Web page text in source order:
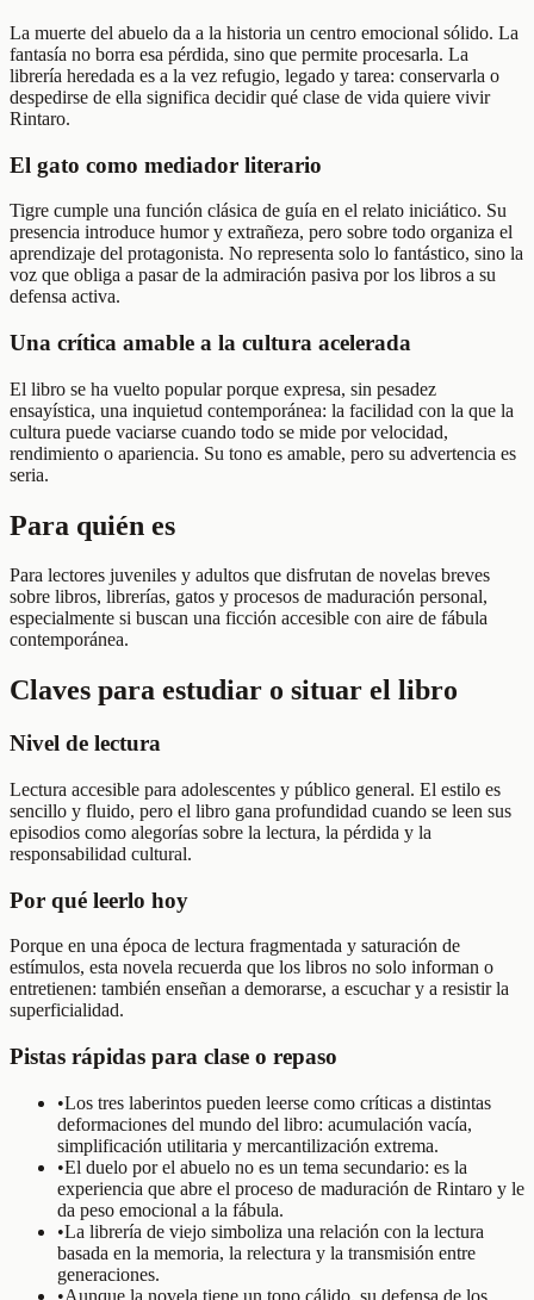
La muerte del abuelo da a la historia un centro emocional sólido. La
fantasía no borra esa pérdida, sino que permite procesarla. La
librería heredada es a la vez refugio, legado y tarea: conservarla o
despedirse de ella significa decidir qué clase de vida quiere vivir
Rintaro.
El gato como mediador literario
Tigre cumple una función clásica de guía en el relato iniciático. Su
presencia introduce humor y extrañeza, pero sobre todo organiza el
aprendizaje del protagonista. No representa solo lo fantástico, sino la
voz que obliga a pasar de la admiración pasiva por los libros a su
defensa activa.
Una crítica amable a la cultura acelerada
El libro se ha vuelto popular porque expresa, sin pesadez
ensayística, una inquietud contemporánea: la facilidad con la que la
cultura puede vaciarse cuando todo se mide por velocidad,
rendimiento o apariencia. Su tono es amable, pero su advertencia es
seria.
Para quién es
Para lectores juveniles y adultos que disfrutan de novelas breves
sobre libros, librerías, gatos y procesos de maduración personal,
especialmente si buscan una ficción accesible con aire de fábula
contemporánea.
Claves para estudiar o situar el libro
Nivel de lectura
Lectura accesible para adolescentes y público general. El estilo es
sencillo y fluido, pero el libro gana profundidad cuando se leen sus
episodios como alegorías sobre la lectura, la pérdida y la
responsabilidad cultural.
Por qué leerlo hoy
Porque en una época de lectura fragmentada y saturación de
estímulos, esta novela recuerda que los libros no solo informan o
entretienen: también enseñan a demorarse, a escuchar y a resistir la
superficialidad.
Pistas rápidas para clase o repaso
•Los tres laberintos pueden leerse como críticas a distintas
deformaciones del mundo del libro: acumulación vacía,
simplificación utilitaria y mercantilización extrema.
•El duelo por el abuelo no es un tema secundario: es la
experiencia que abre el proceso de maduración de Rintaro y le
da peso emocional a la fábula.
•La librería de viejo simboliza una relación con la lectura
basada en la memoria, la relectura y la transmisión entre
generaciones.
•Aunque la novela tiene un tono cálido, su defensa de los